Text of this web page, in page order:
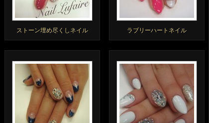
ストーン埋め尽くしネイル ラブリーハートネイル